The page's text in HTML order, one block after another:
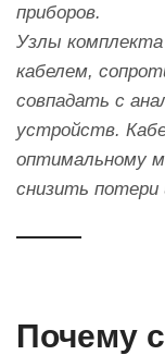
приборов.
Узлы
кабелем,
совпадать с
устройств.
оптимальному
снизить
Почему